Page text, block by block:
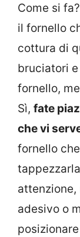
Come si
il fornello
cottura di
bruciatori
fornello,
Sì, fate
che vi
fornello
attenzione,
adesivo o